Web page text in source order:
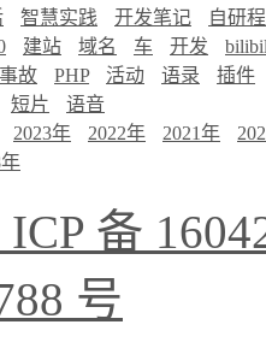
智慧实践 开发笔记
自研
建站 域名 车 开发
事故 PHP 活动 语录
插件
短片
语音
2023年 2022年 2021年
ICP 备
号